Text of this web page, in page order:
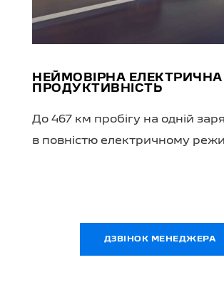
НЕЙМОВІРНА ЕЛЕКТРИЧНА
ПРОДУКТИВНІСТЬ
До 467 км пробігу на одній
в повністю електричному
ДЗВІНОК МЕНЕДЖЕРА